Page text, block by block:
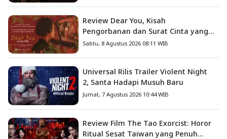
Review Dear You, Kisah
Pengorbanan dan Surat Cinta yang
Menyentuh Hati
Sabtu, 8 Agustus 2026 08:11 WIB
Universal Rilis Trailer Violent Night
2, Santa Hadapi Musuh Baru
Jumat, 7 Agustus 2026 10:44 WIB
Review Film The Tao Exorcist: Horor
Ritual Sesat Taiwan yang Penuh